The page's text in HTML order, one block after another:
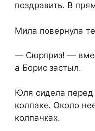
поздравить. В
Мила повернула
— Сюрприз! —
а Борис застыл.
Юля сидела
колпаке. Около
колпачках.